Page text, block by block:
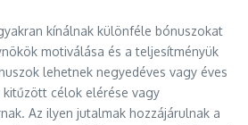
kínálnak különféle bónuszokat
motiválása és a teljesítményük
lehetnek negyedéves vagy éves
kitűzött célok elérése vagy
Az ilyen jutalmak hozzájárulnak a